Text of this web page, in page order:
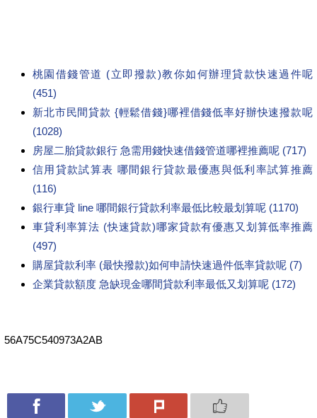
桃園借錢管道 (立即撥款)教你如何辦理貸款快速過件呢
(451)
新北市民間貸款 {輕鬆借錢}哪裡借錢低率好辦快速撥款呢
(1028)
房屋二胎貸款銀行 急需用錢快速借錢管道哪裡推薦呢 (717)
信用貸款試算表 哪間銀行貸款最優惠與低利率試算推薦
(116)
銀行車貸 line 哪間銀行貸款利率最低比較最划算呢 (1170)
車貸利率算法 (快速貸款)哪家貸款有優惠又划算低率推薦
(497)
購屋貸款利率 (最快撥款)如何申請快速過件低率貸款呢 (7)
企業貸款額度 急缺現金哪間貸款利率最低又划算呢 (172)
56A75C540973A2AB